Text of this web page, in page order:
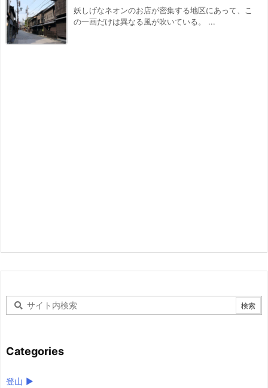
妖しげなネオンのお店が密集する地区にあって、こ
の一画だけは異なる風が吹いている。 ...
Categories
登山 ►